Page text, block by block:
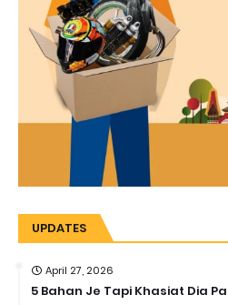
UPDATES
April 27, 2026
5 Bahan Je Tapi Khasiat Dia